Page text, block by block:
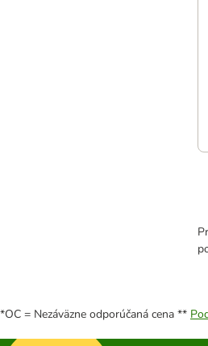
*OC = Nezáväzne odporúčaná cena **